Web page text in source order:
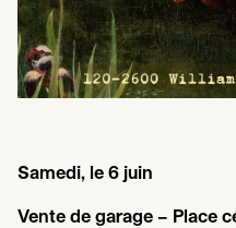
Samedi, le 6 juin
Vente de garage – Place